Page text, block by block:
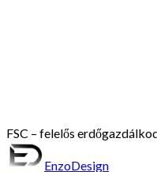
FSC – felelős
EnzoDesign